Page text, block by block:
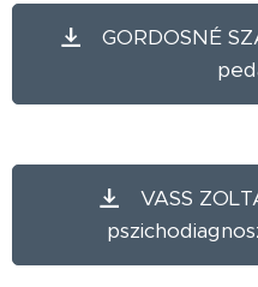
GORDOSNÉ
VASS